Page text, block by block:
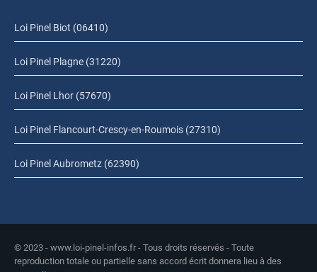
Loi Pinel Biot (06410)
Loi Pinel Plagne (31220)
Loi Pinel Lhor (57670)
Loi Pinel Flancourt-Crescy-en-Roumois (27310)
Loi Pinel Aubrometz (62390)
© 2023 - www.loi-pinel-infos.fr - Tous droits réservés - Toute
reproduction totale ou partielle sans accord écrit donnera lieu à des